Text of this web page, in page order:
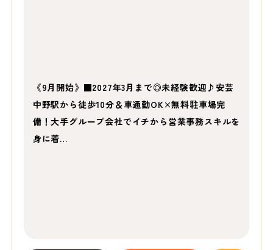
《9月開始》■2027年3月まで◎未経験歓迎♪安芸
中野駅から徒歩10分＆車通勤OK×無料駐車場完
備！大手グループ会社でイチから営業事務スキルを
身に着…